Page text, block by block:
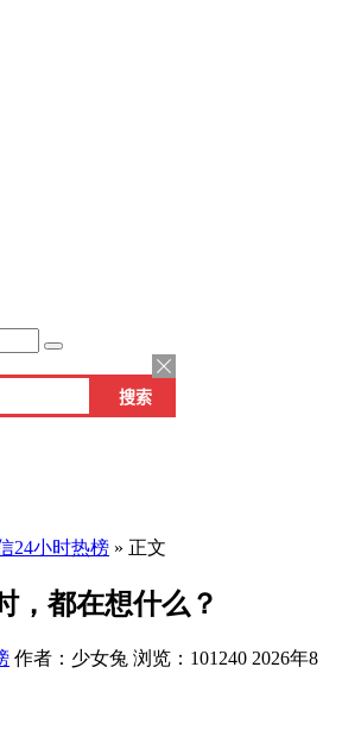
24小时热榜 » 正文
，都在想什么？
作者：少女兔 浏览：101240 2026年8